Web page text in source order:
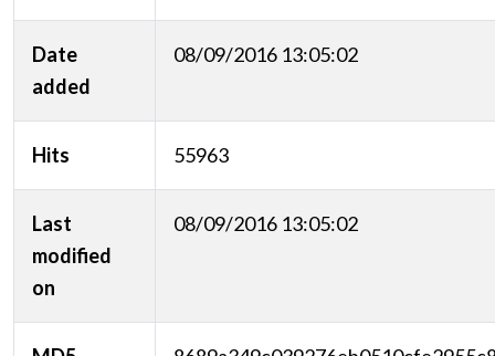
Date
added
08/09/2016 13:05:02
Hits 55963
Last
modified
on
08/09/2016 13:05:02